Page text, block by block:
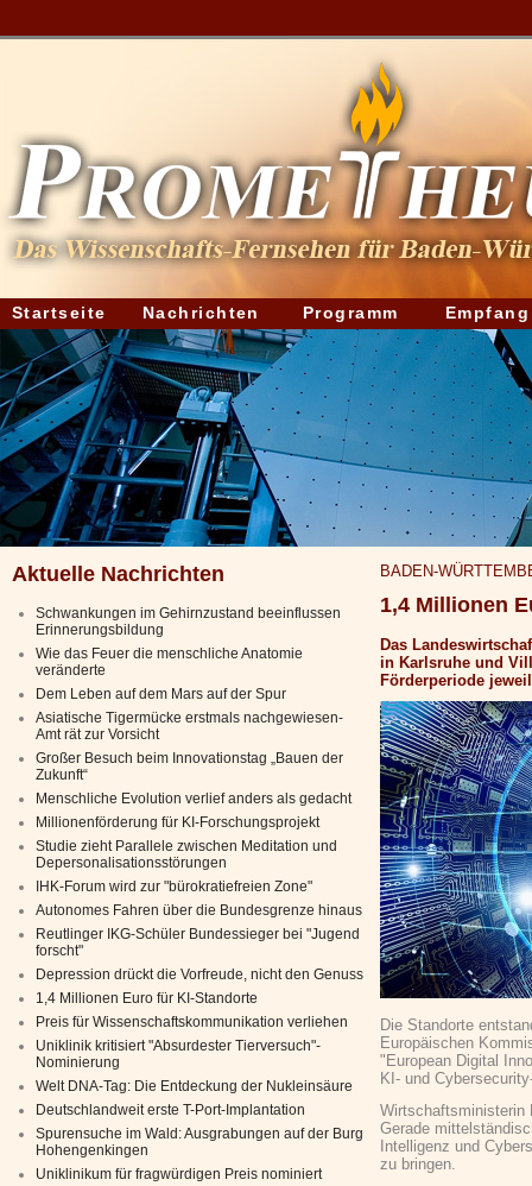
Startseite Nachrichten Programm Empfang
Aktuelle Nachrichten
Schwankungen im Gehirnzustand beeinflussen
Erinnerungsbildung
Wie das Feuer die menschliche Anatomie
veränderte
Dem Leben auf dem Mars auf der Spur
Asiatische Tigermücke erstmals nachgewiesen-
Amt rät zur Vorsicht
Großer Besuch beim Innovationstag „Bauen der
Zukunft“
Menschliche Evolution verlief anders als gedacht
Millionenförderung für KI-Forschungsprojekt
Studie zieht Parallele zwischen Meditation und
Depersonalisationsstörungen
IHK-Forum wird zur "bürokratiefreien Zone"
Autonomes Fahren über die Bundesgrenze hinaus
Reutlinger IKG-Schüler Bundessieger bei "Jugend
forscht"
Depression drückt die Vorfreude, nicht den Genuss
1,4 Millionen Euro für KI-Standorte
Preis für Wissenschaftskommunikation verliehen
Uniklinik kritisiert "Absurdester Tierversuch"-
Nominierung
Welt DNA-Tag: Die Entdeckung der Nukleinsäure
Deutschlandweit erste T-Port-Implantation
Spurensuche im Wald: Ausgrabungen auf der Burg
Hohengenkingen
Uniklinikum für fragwürdigen Preis nominiert
BADEN-
1,4 Millionen
Das
in Karlsruhe und
Förderperiode
Die Standorte
Europäischen
"European Digital
KI- und
Wirtschaftsministerin
Gerade
Intelligenz und
zu bringen.